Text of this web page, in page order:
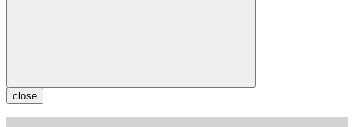
close